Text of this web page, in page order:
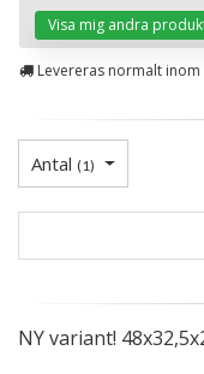
Visa mig andra
Levereras normalt
Antal (1)
NY variant!